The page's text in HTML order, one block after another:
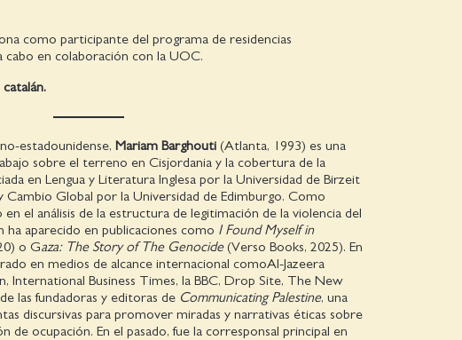
como participante del programa de residencias
cabo en colaboración con la UOC.
estadounidense, Mariam Barghouti (Atlanta, 1993) es una
sobre el terreno en Cisjordania y la cobertura de la
en Lengua y Literatura Inglesa por la Universidad de Birzeit
Cambio Global por la Universidad de Edimburgo. Como
en el análisis de la estructura de legitimación de la violencia del
ha aparecido en publicaciones como I Found Myself in
o Gaza: The Story of The Genocide(Verso Books, 2025). En
en medios de alcance internacional comoAl-Jazeera
International Business Times, la BBC, Drop Site, The New
las fundadoras y editoras de Communicating Palestine, una
discursivas para promover miradas y narrativas éticas sobre
de ocupación. En el pasado, fue la corresponsal principal en